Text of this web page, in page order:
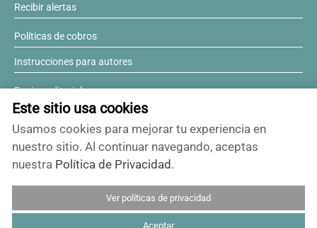
Este sitio usa cookies
Usamos cookies para mejorar tu experiencia en
nuestro sitio. Al continuar navegando, aceptas
nuestra Política de Privacidad.
Ver políticas de privacidad
Aceptar
Recibir alertas
Políticas de cobros
Instrucciones para autores
Equipo editorial
Comité editorial
¿Desea ser revisor?
Contactos y soporte
ISSN 0717-6384